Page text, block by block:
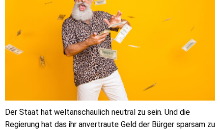
Der Staat hat weltanschaulich neutral zu sein. Und die
Regierung hat das ihr anvertraute Geld der Bürger sparsam zu